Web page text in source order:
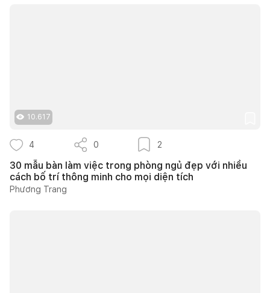
10.617
4 0 2
30 mẫu bàn làm việc trong phòng ngủ đẹp với nhiều
cách bố trí thông minh cho mọi diện tích
Phương Trang